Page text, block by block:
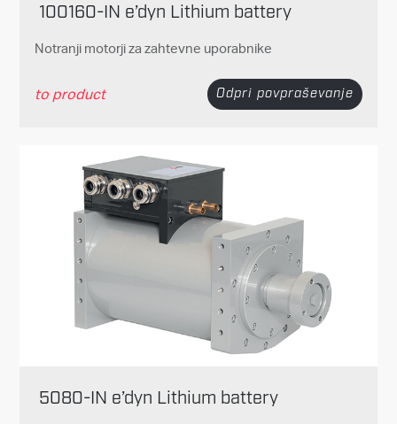
100160-IN e’dyn Lithium battery
Notranji motorji za zahtevne uporabnike
to product Odpri povpraševanje
5080-IN e’dyn Lithium battery